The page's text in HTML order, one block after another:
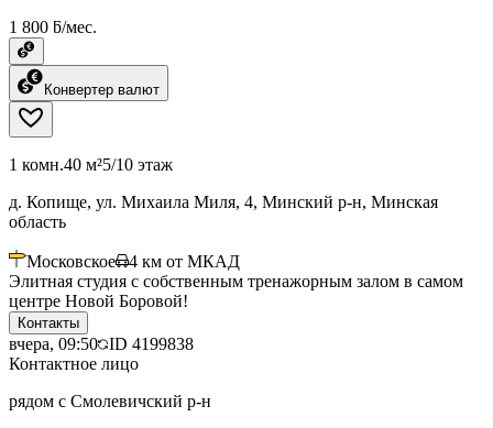
1 800 ƃ/мес.
Конвертер валют
1 комн.40 м²5/10 этаж
д. Копище, ул. Михаила Миля, 4, Минский р-н, Минская
область
Московское 4 км от МКАД
Элитная студия с собственным тренажорным залом в самом
центре Новой Боровой!
Контакты
вчера, 09:50 ID 4199838
Контактное лицо
рядом с Смолевичский р-н